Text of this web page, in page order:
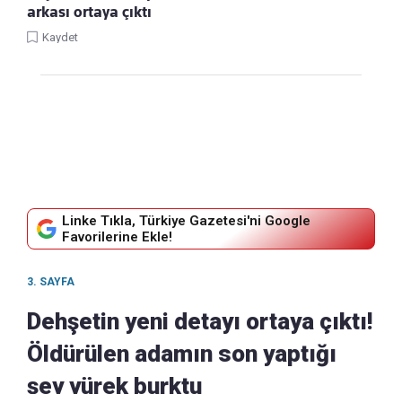
arkası ortaya çıktı
Kaydet
Linke Tıkla, Türkiye Gazetesi'ni Google
Favorilerine Ekle!
3. SAYFA
Dehşetin yeni detayı ortaya çıktı!
Öldürülen adamın son yaptığı
şey yürek burktu